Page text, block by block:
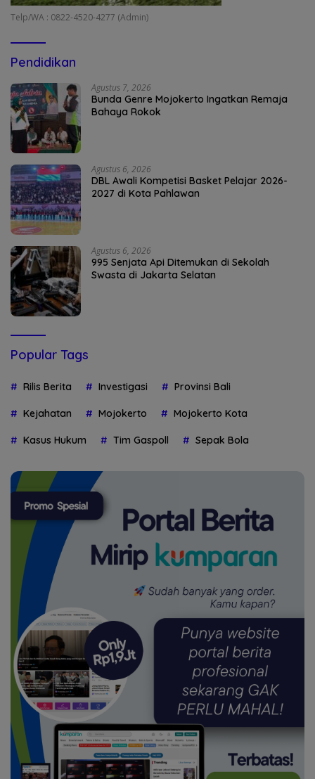
Telp/WA : 0822-4520-4277 (Admin)
Pendidikan
Agustus 7, 2026
Bunda Genre Mojokerto Ingatkan Remaja
Bahaya Rokok
Agustus 6, 2026
DBL Awali Kompetisi Basket Pelajar 2026-
2027 di Kota Pahlawan
Agustus 6, 2026
995 Senjata Api Ditemukan di Sekolah
Swasta di Jakarta Selatan
Popular Tags
Rilis Berita Investigasi Provinsi Bali
Kejahatan Mojokerto Mojokerto Kota
Kasus Hukum Tim Gaspoll Sepak Bola